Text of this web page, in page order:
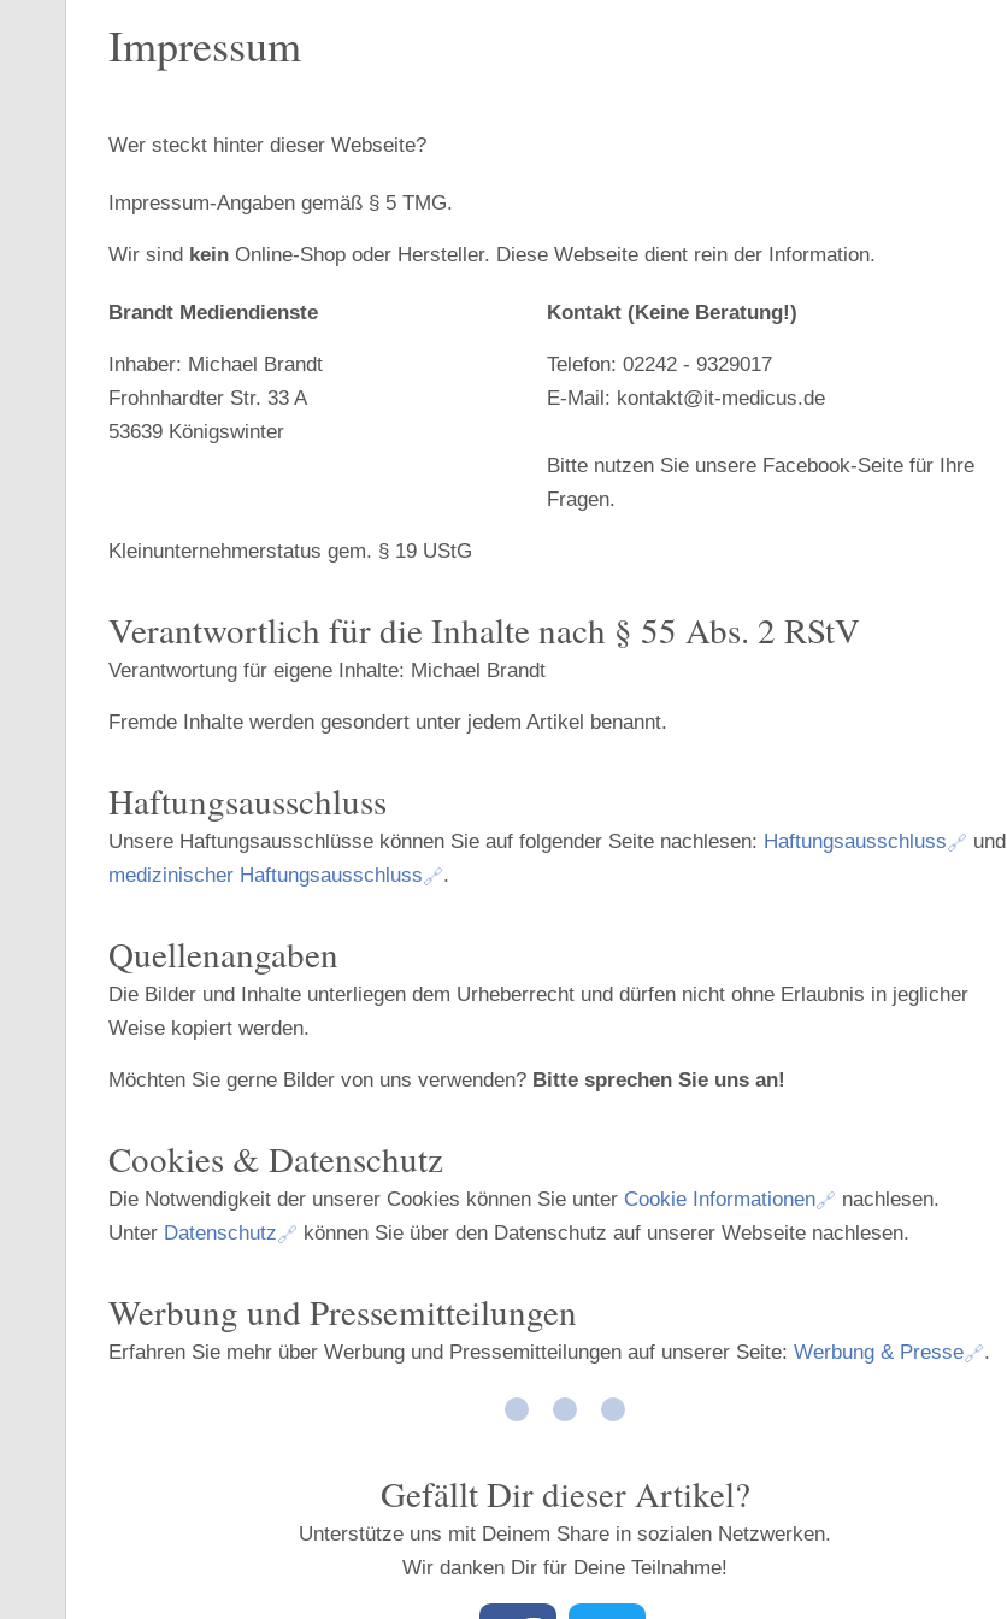
Impressum
Wer steckt hinter dieser Webseite?
Impressum-Angaben gemäß § 5 TMG.
Wir sind kein Online-Shop oder Hersteller. Diese Webseite dient rein der Information.
Brandt Mediendienste
Inhaber: Michael Brandt
Frohnhardter Str. 33 A
53639 Königswinter
Kontakt (Keine Beratung!)
Telefon: 02242 - 9329017
E-Mail: kontakt@it-medicus.de
Bitte nutzen Sie unsere Facebook-Seite für Ihre
Fragen.
Kleinunternehmerstatus gem. § 19 UStG
Verantwortlich für die Inhalte nach § 55 Abs. 2 RStV
Verantwortung für eigene Inhalte: Michael Brandt
Fremde Inhalte werden gesondert unter jedem Artikel benannt.
Haftungsausschluss
Unsere Haftungsausschlüsse können Sie auf folgender Seite nachlesen: Haftungsausschluss
und
medizinischer Haftungsausschluss
.
Quellenangaben
Die Bilder und Inhalte unterliegen dem Urheberrecht und dürfen nicht ohne Erlaubnis in jeglicher
Weise kopiert werden.
Möchten Sie gerne Bilder von uns verwenden? Bitte sprechen Sie uns an!
Cookies & Datenschutz
Die Notwendigkeit der unserer Cookies können Sie unter Cookie Informationen
nachlesen.
Unter Datenschutz können Sie über den Datenschutz auf unserer Webseite nachlesen.
Werbung und Pressemitteilungen
Erfahren Sie mehr über Werbung und Pressemitteilungen auf unserer Seite: Werbung & Presse .
Gefällt Dir dieser Artikel?
Unterstütze uns mit Deinem Share in sozialen Netzwerken.
Wir danken Dir für Deine Teilnahme!